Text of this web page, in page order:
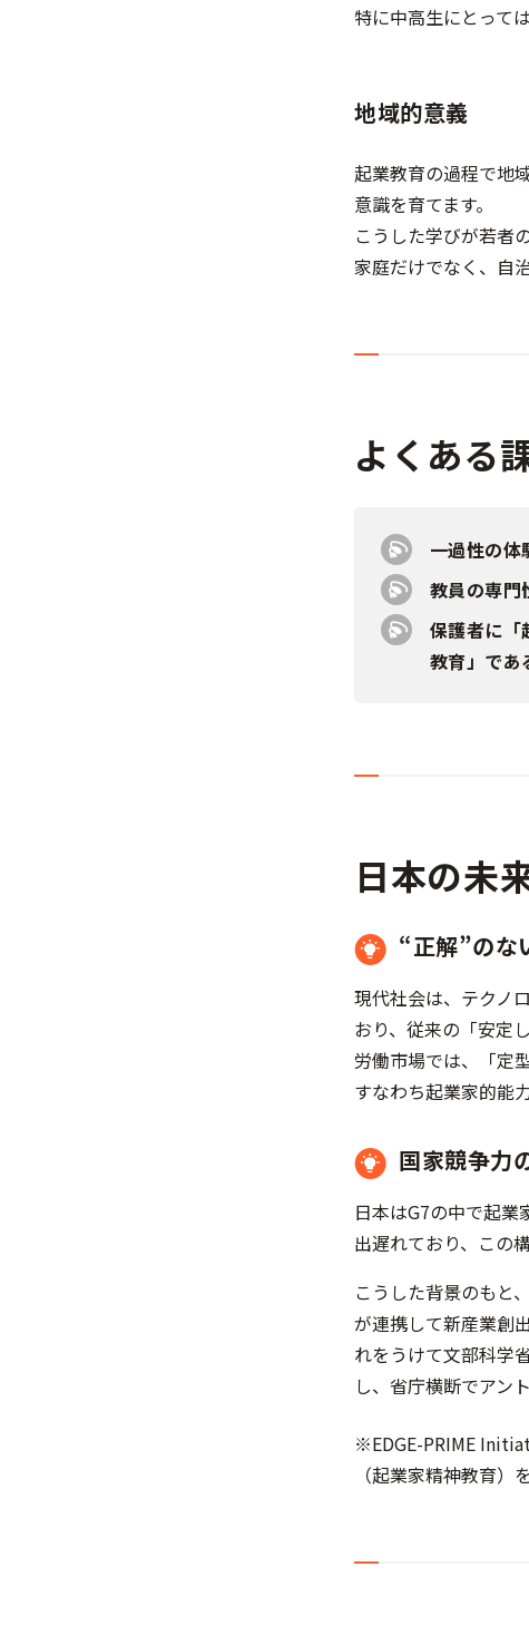
特に中高生にとって
地域的意義
起業教育の過程で地
意識を育てます。
こうした学びが若者
家庭だけでなく、自
よくある
一過性の体
教員の専門
保護者に「
教育」であ
日本の未
“正解”のな
現代社会は、テクノ
おり、従来の「安定
労働市場では、「定
すなわち起業家的能
国家競争力
日本はG7の中で起
出遅れており、この
こうした背景のもと
が連携して新産業創
れをうけて文部科学
し、省庁横断でアン
※EDGE-PRIME
（起業家精神教育）